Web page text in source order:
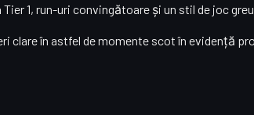
1, run-uri convingătoare și un stil de joc
clare în astfel de momente scot în evidență